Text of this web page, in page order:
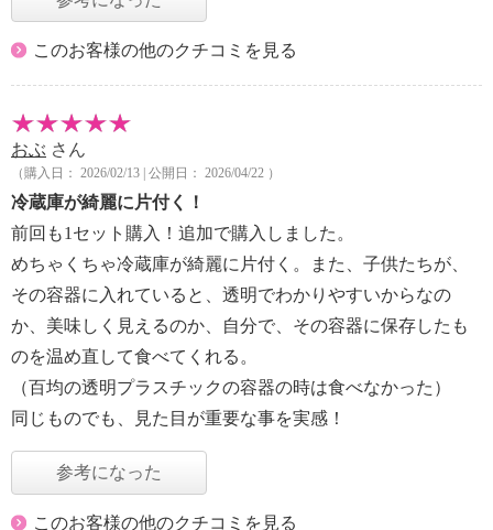
このお客様の他のクチコミを見る
おぶ さん
（購入日： 2026/02/13 | 公開日： 2026/04/22 ）
冷蔵庫が綺麗に片付く！
前回も1セット購入！追加で購入しました。
めちゃくちゃ冷蔵庫が綺麗に片付く。また、子供たちが、
その容器に入れていると、透明でわかりやすいからなの
か、美味しく見えるのか、自分で、その容器に保存したも
のを温め直して食べてくれる。
（百均の透明プラスチックの容器の時は食べなかった）
同じものでも、見た目が重要な事を実感！
参考になった
このお客様の他のクチコミを見る